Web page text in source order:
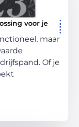
voor je
maar
Of je